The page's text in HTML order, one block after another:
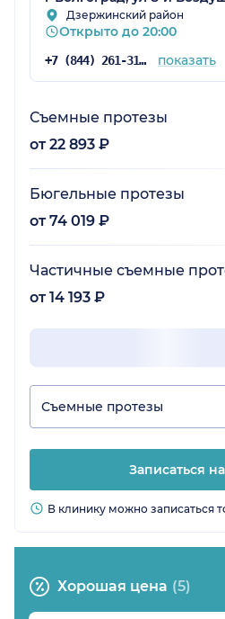
Дзержинский район
Открыто до 20:00
+7 (844) 261-31-28 показать
Съемные протезы
от 22 893 ₽
Бюгельные протезы
от 74 019 ₽
Частичные съемные
от 14 193 ₽
Съемные протезы
Записаться
В клинику можно записаться
Хорошая цена (5)